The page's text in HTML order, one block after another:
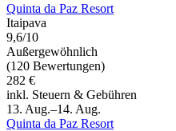
Quinta da Paz Resort
Itaipava
9,6/10
Außergewöhnlich
(120 Bewertungen)
282 €
inkl. Steuern & Gebühren
13. Aug.–14. Aug.
Quinta da Paz Resort